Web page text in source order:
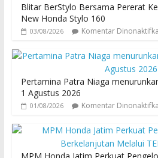
Blitar BerStylo Bersama Pererat
New Honda Stylo 160
03/08/2026 Komentar
Pertamina Patra Niaga
1 Agustus 2026
01/08/2026 Komentar